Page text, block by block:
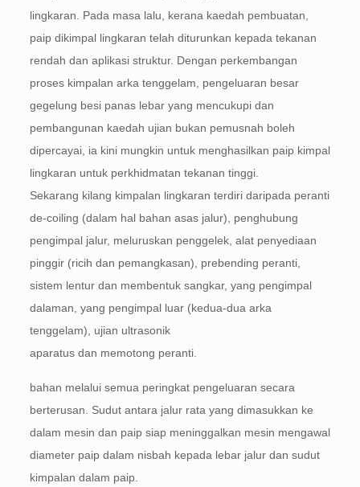
lingkaran. Pada masa lalu, kerana kaedah pembuatan,
paip dikimpal lingkaran telah diturunkan kepada tekanan
rendah dan aplikasi struktur. Dengan perkembangan
proses kimpalan arka tenggelam, pengeluaran besar
gegelung besi panas lebar yang mencukupi dan
pembangunan kaedah ujian bukan pemusnah boleh
dipercayai, ia kini mungkin untuk menghasilkan paip kimpal
lingkaran untuk perkhidmatan tekanan tinggi.
Sekarang kilang kimpalan lingkaran terdiri daripada peranti
de-coiling (dalam hal bahan asas jalur), penghubung
pengimpal jalur, meluruskan penggelek, alat penyediaan
pinggir (ricih dan pemangkasan), prebending peranti,
sistem lentur dan membentuk sangkar, yang pengimpal
dalaman, yang pengimpal luar (kedua-dua arka
tenggelam), ujian ultrasonik
aparatus dan memotong peranti.
bahan melalui semua peringkat pengeluaran secara
berterusan. Sudut antara jalur rata yang dimasukkan ke
dalam mesin dan paip siap meninggalkan mesin mengawal
diameter paip dalam nisbah kepada lebar jalur dan sudut
kimpalan dalam paip.